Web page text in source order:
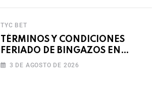
TYC BET
TÉRMINOS Y CONDICIONES
FERIADO DE BINGAZOS EN
BET593
3 DE AGOSTO DE 2026